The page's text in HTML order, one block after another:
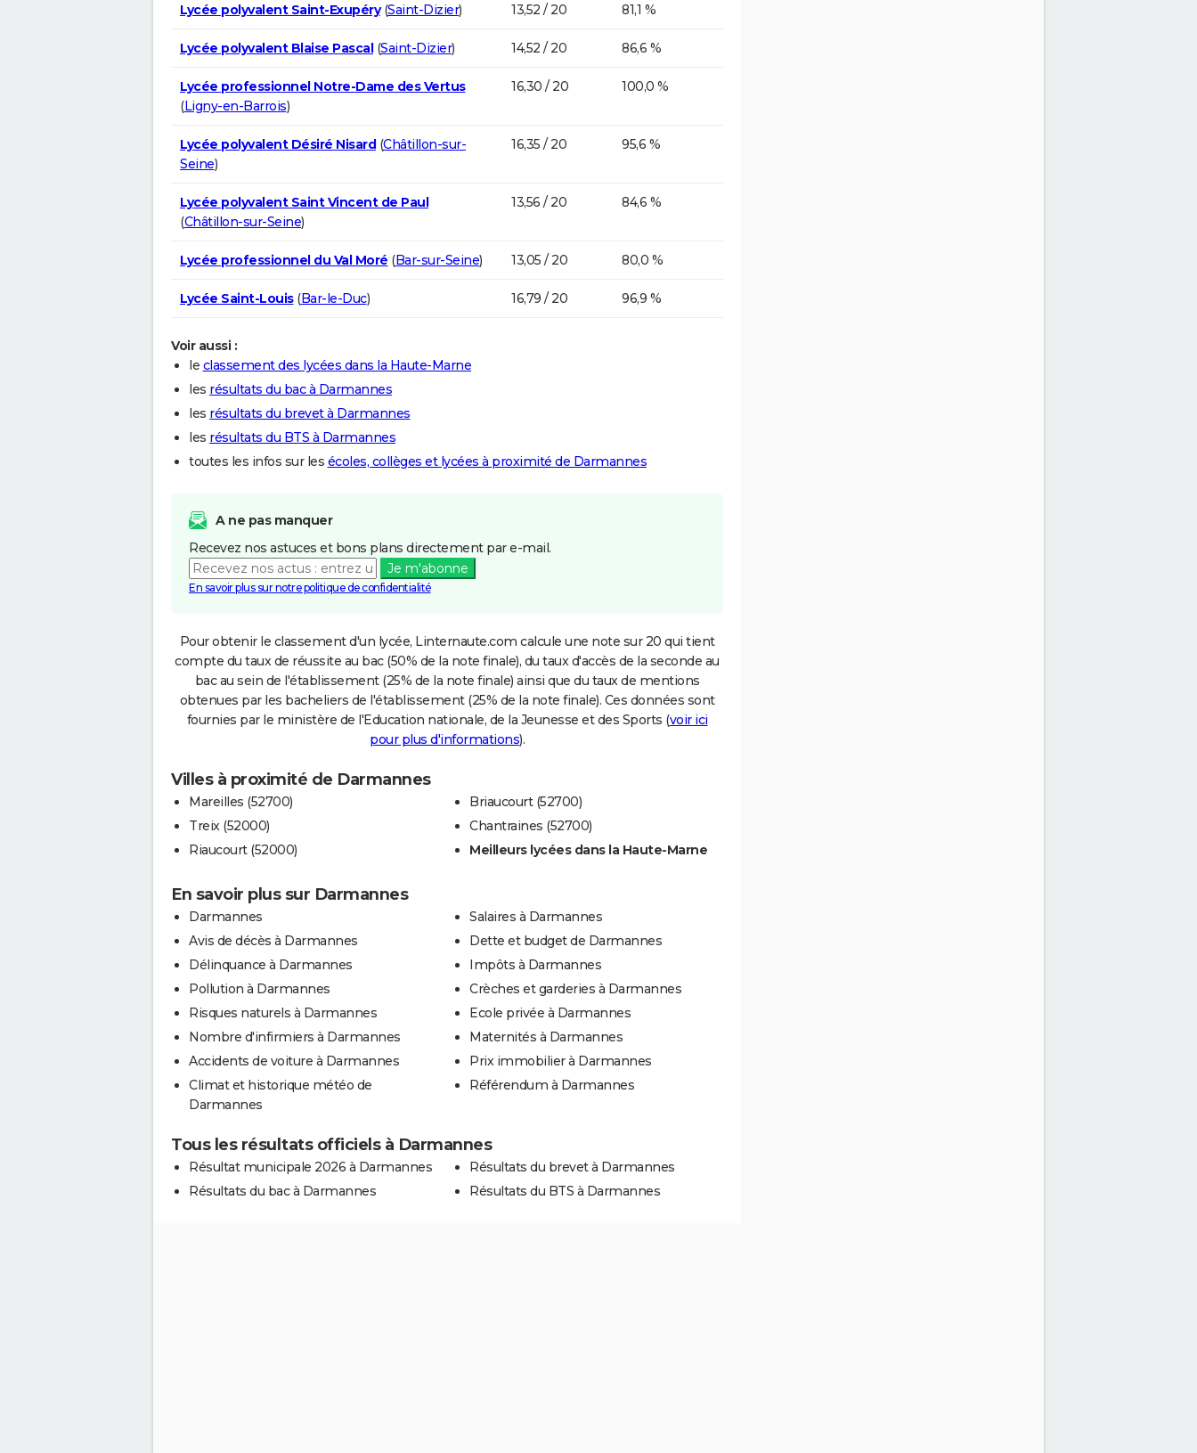
Lycée polyvalent Saint-Exupéry(Saint-Dizier) 13,52 / 20 81,1 %
Lycée polyvalent Blaise Pascal(Saint-Dizier) 14,52 / 20 86,6 %
Lycée professionnel Notre-Dame des Vertus
(Ligny-en-Barrois)
16,30 / 20 100,0 %
Lycée polyvalent Désiré Nisard(Châtillon-sur-
Seine)
16,35 / 20 95,6 %
Lycée polyvalent Saint Vincent de Paul
(Châtillon-sur-Seine)
13,56 / 20 84,6 %
Lycée professionnel du Val Moré (Bar-sur-Seine) 13,05 / 20 80,0 %
Lycée Saint-Louis(Bar-le-Duc) 16,79 / 20 96,9 %
Voir aussi :
le classement des lycées dans la Haute-Marne
les résultats du bac à Darmannes
les résultats du brevet à Darmannes
les résultats du BTS à Darmannes
toutes les infos sur les écoles, collèges et lycées à proximité de Darmannes
A ne pas manquer
Recevez nos astuces et bons plans directement par e-mail.
Je m'abonne
En savoir plus sur notre politique de confidentialité
Pour obtenir le classement d'un lycée, Linternaute.com calcule une note sur 20 qui tient
compte du taux de réussite au bac (50% de la note finale), du taux d'accès de la seconde au
bac au sein de l'établissement (25% de la note finale) ainsi que du taux de mentions
obtenues par les bacheliers de l'établissement (25% de la note finale). Ces données sont
fournies par le ministère de l'Education nationale, de la Jeunesse et des Sports (voir ici
pour plus d'informations).
Villes à proximité de Darmannes
Mareilles (52700)
Treix (52000)
Riaucourt (52000)
Briaucourt (52700)
Chantraines (52700)
Meilleurs lycées dans la Haute-Marne
En savoir plus sur Darmannes
Darmannes
Avis de décès à Darmannes
Délinquance à Darmannes
Pollution à Darmannes
Risques naturels à Darmannes
Nombre d'infirmiers à Darmannes
Accidents de voiture à Darmannes
Climat et historique météo de
Darmannes
Salaires à Darmannes
Dette et budget de Darmannes
Impôts à Darmannes
Crèches et garderies à Darmannes
Ecole privée à Darmannes
Maternités à Darmannes
Prix immobilier à Darmannes
Référendum à Darmannes
Tous les résultats officiels à Darmannes
Résultat municipale 2026 à Darmannes
Résultats du bac à Darmannes
Résultats du brevet à Darmannes
Résultats du BTS à Darmannes